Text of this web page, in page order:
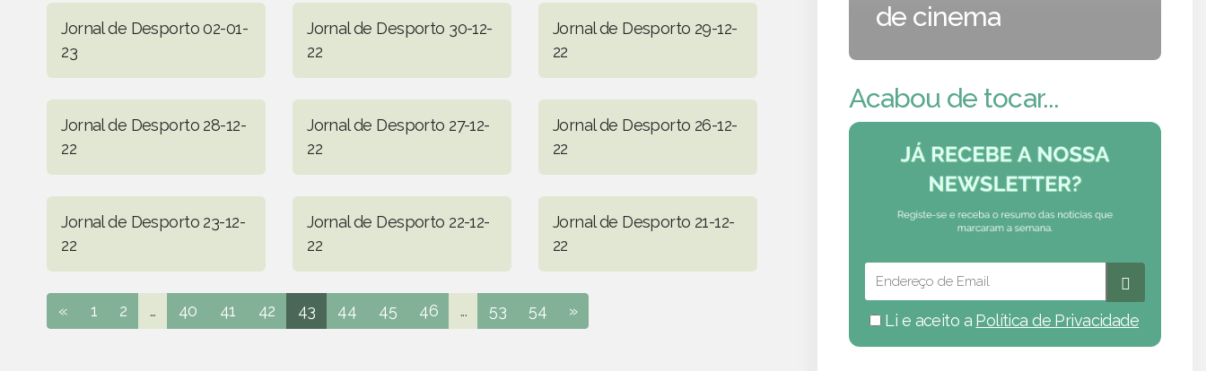
Jornal de Desporto 02-01-
23
Jornal de Desporto 30-12-
22
Jornal de Desporto 29-12-
22
Jornal de Desporto 28-12-
22
Jornal de Desporto 27-12-
22
Jornal de Desporto 26-12-
22
Jornal de Desporto 23-12-
22
Jornal de Desporto 22-12-
22
Jornal de Desporto 21-12-
22
« 1 2 ... 40 41 42 43 44 45 46 ... 53 54 »
de cinema
Acabou de tocar...
Li e aceito a Política de Privacidade